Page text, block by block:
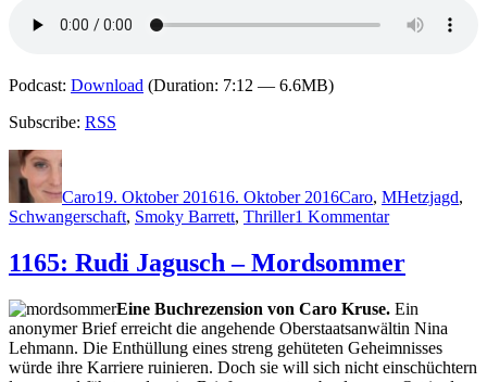
Podcast: Download (Duration: 7:12 — 6.6MB)
Subscribe: RSS
Autor
Caro19. Oktober 201616. Oktober 2016Caro, MHetzjagd,
Schwangerschaft, Smoky Barrett, Thriller1 Kommentarzu
McFadyen
Die
Stille
vor
dem
1165: Rudi Jagusch – Mordsommer
Eine Buchrezension von Caro Kruse. Ein
anonymer Brief erreicht die angehende Oberstaatsanwältin Nina
Lehmann. Die Enthüllung eines streng gehüteten Geheimnisses
würde ihre Karriere ruinieren. Doch sie will sich nicht einschüchtern